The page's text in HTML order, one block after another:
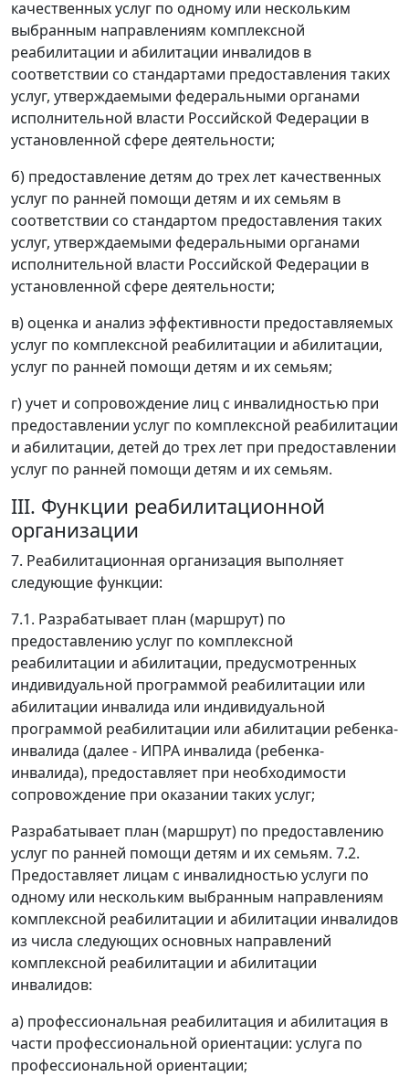
качественных услуг по одному или нескольким
выбранным направлениям комплексной
реабилитации и абилитации инвалидов в
соответствии со стандартами предоставления таких
услуг, утверждаемыми федеральными органами
исполнительной власти Российской Федерации в
установленной сфере деятельности;
б) предоставление детям до трех лет качественных
услуг по ранней помощи детям и их семьям в
соответствии со стандартом предоставления таких
услуг, утверждаемыми федеральными органами
исполнительной власти Российской Федерации в
установленной сфере деятельности;
в) оценка и анализ эффективности предоставляемых
услуг по комплексной реабилитации и абилитации,
услуг по ранней помощи детям и их семьям;
г) учет и сопровождение лиц с инвалидностью при
предоставлении услуг по комплексной реабилитации
и абилитации, детей до трех лет при предоставлении
услуг по ранней помощи детям и их семьям.
III. Функции реабилитационной
организации
7. Реабилитационная организация выполняет
следующие функции:
7.1. Разрабатывает план (маршрут) по
предоставлению услуг по комплексной
реабилитации и абилитации, предусмотренных
индивидуальной программой реабилитации или
абилитации инвалида или индивидуальной
программой реабилитации или абилитации ребенка-
инвалида (далее - ИПРА инвалида (ребенка-
инвалида), предоставляет при необходимости
сопровождение при оказании таких услуг;
Разрабатывает план (маршрут) по предоставлению
услуг по ранней помощи детям и их семьям. 7.2.
Предоставляет лицам с инвалидностью услуги по
одному или нескольким выбранным направлениям
комплексной реабилитации и абилитации инвалидов
из числа следующих основных направлений
комплексной реабилитации и абилитации
инвалидов:
а) профессиональная реабилитация и абилитация в
части профессиональной ориентации: услуга по
профессиональной ориентации;